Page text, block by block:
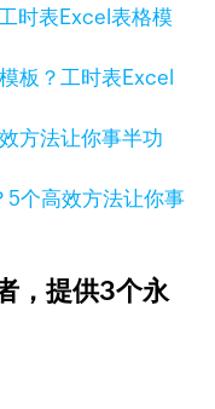
板？工时表Excel
5个高效方法让你事
，提供3个永